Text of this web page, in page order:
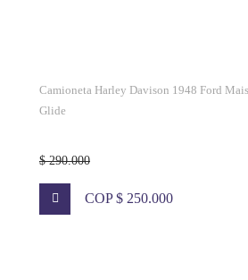
Camioneta Harley Davison 1948 Ford
Glide
$ 290.000
COP $ 250.000